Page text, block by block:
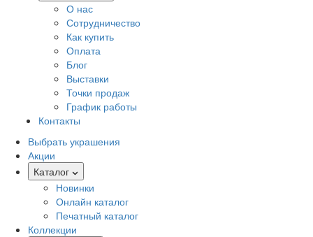
О нас
Сотрудничество
Как купить
Оплата
Блог
Выставки
Точки продаж
График работы
Контакты
Выбрать украшения
Акции
Каталог
Новинки
Онлайн каталог
Печатный каталог
Коллекции